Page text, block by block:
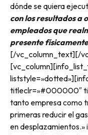
dónde se quiera
con los resultados a
empleados que
presente físicamente
[/vc_column_text][/
titleclr=»#000000″
tanto empresa como
primeras reducir el
en